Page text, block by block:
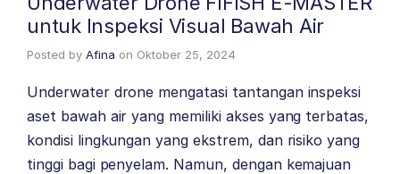
untuk Inspeksi Visual Bawah Air
Posted by Afina on Oktober 25, 2024
Underwater drone mengatasi tantangan inspeksi
aset bawah air yang memiliki akses yang terbatas,
kondisi lingkungan yang ekstrem, dan risiko yang
tinggi bagi penyelam. Namun, dengan kemajuan